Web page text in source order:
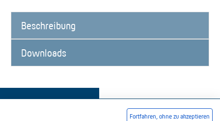
Beschreibung
Downloads
Fortfahren, ohne zu akzeptieren